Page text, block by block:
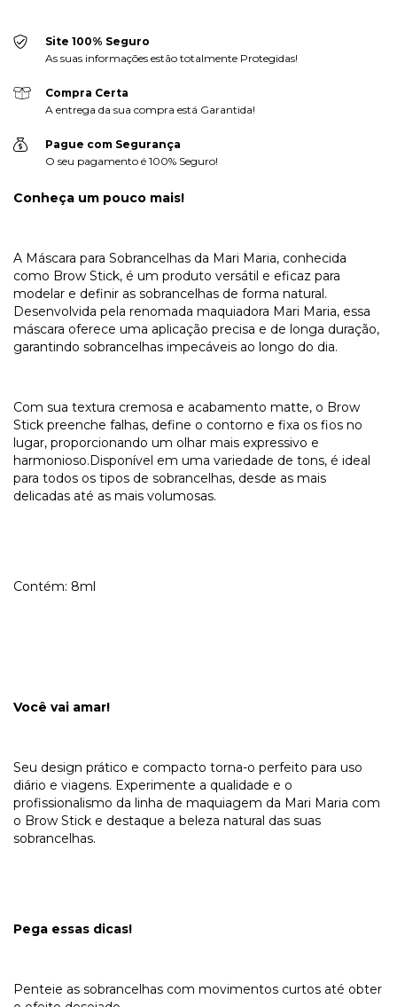
Site 100% Seguro
As suas informações estão totalmente Protegidas!
Compra Certa
A entrega da sua compra está Garantida!
Pague com Segurança
O seu pagamento é 100% Seguro!
Conheça um pouco mais!
A Máscara para Sobrancelhas da Mari Maria, conhecida
como Brow Stick, é um produto versátil e eficaz para
modelar e definir as sobrancelhas de forma natural.
Desenvolvida pela renomada maquiadora Mari Maria, essa
máscara oferece uma aplicação precisa e de longa duração,
garantindo sobrancelhas impecáveis ao longo do dia.
Com sua textura cremosa e acabamento matte, o Brow
Stick preenche falhas, define o contorno e fixa os fios no
lugar, proporcionando um olhar mais expressivo e
harmonioso.Disponível em uma variedade de tons, é ideal
para todos os tipos de sobrancelhas, desde as mais
delicadas até as mais volumosas.
Contém: 8ml
Você vai amar!
Seu design prático e compacto torna-o perfeito para uso
diário e viagens. Experimente a qualidade e o
profissionalismo da linha de maquiagem da Mari Maria com
o Brow Stick e destaque a beleza natural das suas
sobrancelhas.
Pega essas dicas!
Penteie as sobrancelhas com movimentos curtos até obter